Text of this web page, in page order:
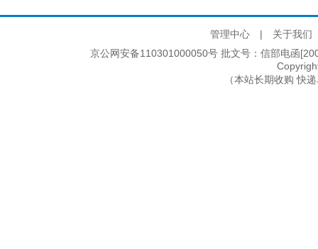
管理中心 |
关于我们
京公网安备110301000050号 批文号：信部电函
（本站长期收购 快